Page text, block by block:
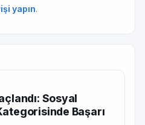
yapın.
Sosyal
Başarı